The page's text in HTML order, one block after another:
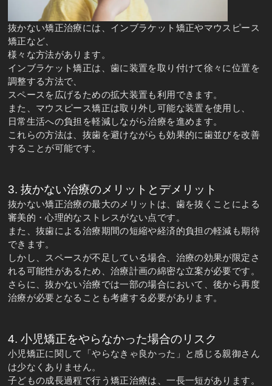
抜かない矯正治療には、インブラケット矯正やマウスピース
矯正など、
様々な方法があります。
インブラケット矯正は、歯に装置を取り付けて徐々に位置を
調整する方法で、
スペースを広げるための拡大装置も利用できます。
また、マウスピース矯正は取り外し可能な装置を使用し、
日常生活への負担を軽減しながら治療を進めます。
これらの方法は、抜歯を避けながらも効果的に歯並びを改善
することが可能です。
3. 抜かない治療のメリットとデメリット
抜かない矯正治療の最大のメリットは、歯を抜くことによる
審美的・心理的なストレスがない点です。
また、抜歯による治療期間の短縮や経済的負担の軽減も期待
できます。
しかし、スペースが不足している場合、治療の効果が限定さ
れる可能性があるため、治療計画の綿密な立案が必要です。
さらに、抜かない治療では一部の場合において、後から再度
治療が必要となることも考慮する必要があります。
4. 小児矯正をやらなかった場合のリスク
小児矯正に関して「やらなきゃ良かった」と感じる親御さん
は少なくありません。
子どもの成長過程で行う矯正治療は、一長一短があります。